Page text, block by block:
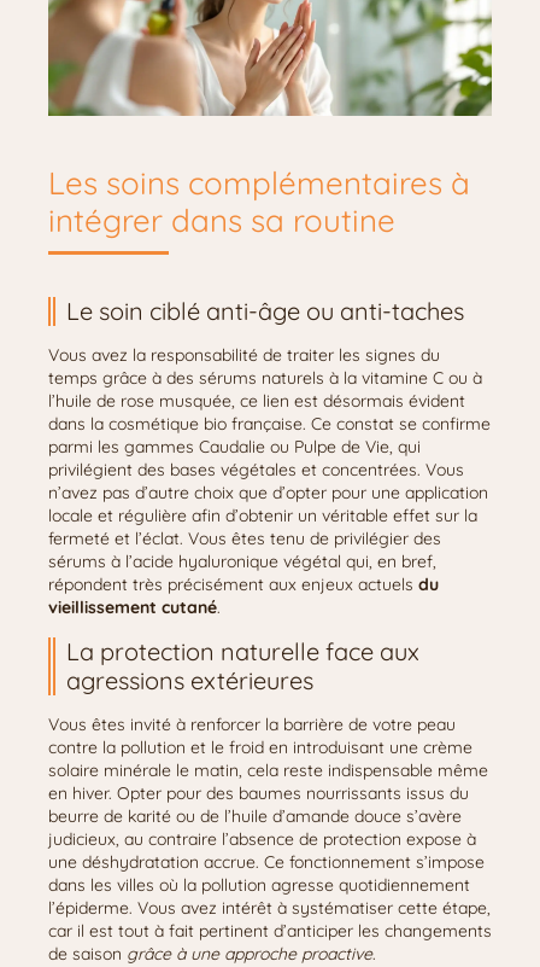
Les soins complémentaires à
intégrer dans sa routine
Le soin ciblé anti-âge ou anti-taches
Vous avez la responsabilité de traiter les signes du
temps grâce à des sérums naturels à la vitamine C ou à
l’huile de rose musquée, ce lien est désormais évident
dans la cosmétique bio française. Ce constat se confirme
parmi les gammes Caudalie ou Pulpe de Vie, qui
privilégient des bases végétales et concentrées. Vous
n’avez pas d’autre choix que d’opter pour une application
locale et régulière afin d’obtenir un véritable effet sur la
fermeté et l’éclat. Vous êtes tenu de privilégier des
sérums à l’acide hyaluronique végétal qui, en bref,
répondent très précisément aux enjeux actuels du
vieillissement cutané.
La protection naturelle face aux
agressions extérieures
Vous êtes invité à renforcer la barrière de votre peau
contre la pollution et le froid en introduisant une crème
solaire minérale le matin, cela reste indispensable même
en hiver. Opter pour des baumes nourrissants issus du
beurre de karité ou de l’huile d’amande douce s’avère
judicieux, au contraire l’absence de protection expose à
une déshydratation accrue. Ce fonctionnement s’impose
dans les villes où la pollution agresse quotidiennement
l’épiderme. Vous avez intérêt à systématiser cette étape,
car il est tout à fait pertinent d’anticiper les changements
de saison grâce à une approche proactive.